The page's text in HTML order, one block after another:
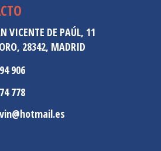
VICENTE DE PAÚL, 11
28342, MADRID
906
778
hotmail.es